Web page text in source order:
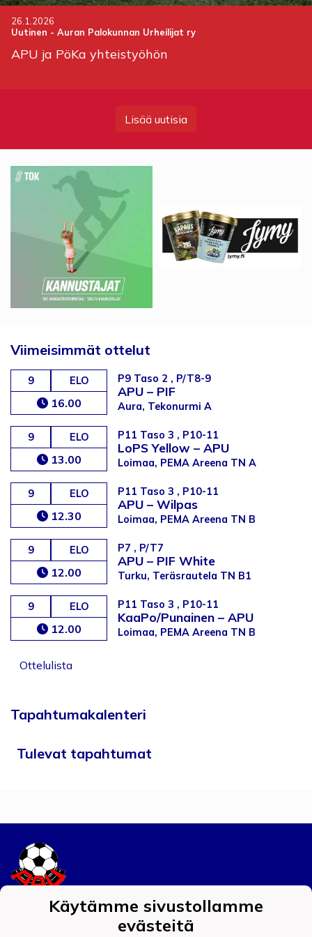
26.1.2026
Uutinen - Auran Palokunnan Urheilijat ry
APU ja PöKa yhteistyöhön
Lisää uutisia
Viimeisimmät ottelut
9 ELO
16.00
P9 Taso 2 , P/T8-9
APU – PIF
Aura, Tekonurmi A
9 ELO
13.00
P11 Taso 3 , P10-11
LoPS Yellow–APU
Loimaa, PEMA Areena TN A
9 ELO
12.30
P11 Taso 3 , P10-11
APU –Wilpas
Loimaa, PEMA Areena TN B
9 ELO
12.00
P7 , P/T7
APU – PIF White
Turku, Teräsrautela TN B1
9 ELO
12.00
P11 Taso 3 , P10-11
KaaPo/Punainen –APU
Loimaa, PEMA Areena TN B
Ottelulista
Tapahtumakalenteri
Tulevat tapahtumat
Tietosuojaseloste
Käytämme sivustollamme
evästeitä